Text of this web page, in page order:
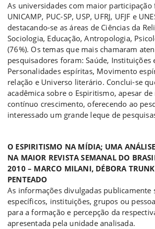
As universidades com maior participação
UNICAMP, PUC-SP, USP, UFRJ, UFJF e
destacando-se as áreas de Ciências da
Sociologia, Educação, Antropologia,
(76%). Os temas que mais chamaram
pesquisadores foram: Saúde, Instituições
Personalidades espíritas, Movimento
relação e Universo literário. Conclui-se
acadêmica sobre o Espiritismo, apesar de
contínuo crescimento, oferecendo ao
interessado um grande leque de
O ESPIRITISMO NA MÍDIA; UMA
NA MAIOR REVISTA SEMANAL DO
2010 – MARCO MILANI, DÉBORA
PENTEADO
As informações divulgadas publicamente
específicos, instituições, grupos ou
para a formação e percepção da
apresentada pela unidade analisada.